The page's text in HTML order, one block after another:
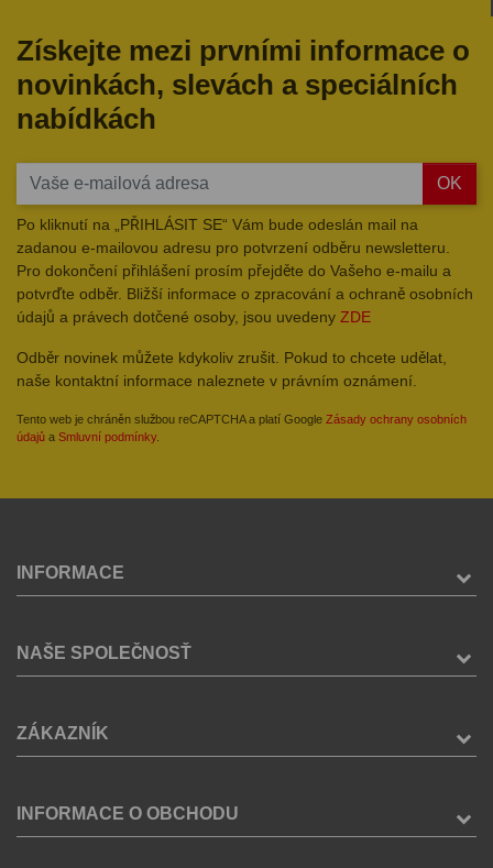
Získejte mezi prvními informace o
novinkách, slevách a speciálních
nabídkách
OK
Po kliknutí na „PŘIHLÁSIT SE“ Vám bude odeslán mail na
zadanou e-mailovou adresu pro potvrzení odběru newsletteru.
Pro dokončení přihlášení prosím přejděte do Vašeho e-mailu a
potvrďte odběr. Bližší informace o zpracování a ochraně osobních
údajů a právech dotčené osoby, jsou uvedeny ZDE
Odběr novinek můžete kdykoliv zrušit. Pokud to chcete udělat,
naše kontaktní informace naleznete v právním oznámení.
Tento web je chráněn službou reCAPTCHA a platí Google Zásady ochrany osobních
údajů a Smluvní podmínky.
INFORMACE
NAŠE SPOLEČNOSŤ
ZÁKAZNÍK
INFORMACE O OBCHODU